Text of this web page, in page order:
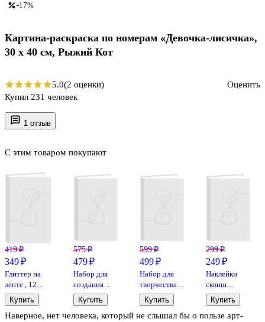
1 отзыв
Наверное, нет человека, который не слышал бы о пользе арт-
С этим товаром покупают
419 ₽
349 ₽
Глиттер на
ленте , 12
цветов, 5 гр
11-24801-11-
1
Купить
575 ₽
479 ₽
Набор для
создания
украшений
Бохо. Пять
браслетов
Купить
599 ₽
499 ₽
Набор для
творчества
Origami.
Алмазная
закладка
Купить
299 ₽
249 ₽
Наклейки
сквиш
антистресс
Корги
Купить
-17%
Картина-раскраска по номерам «Девочка-лисичка»,
30 х 40 см, Рыжий Кот
5.0(2 оценки)
Оценить
Купил 231 человек